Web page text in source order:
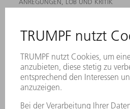
ANREGUNGEN, LOB UND KRITIK
NEWSLETTER-ANMELDUNG
MYTRUMPF
SICHERHEITSDATENBLÄTTER
HÄNDLERSUCHE ELEKTROWERKZEUGE
PRODUKTE
MASCHINEN & SYSTEME
LEISTUNGSELEKTRONIK